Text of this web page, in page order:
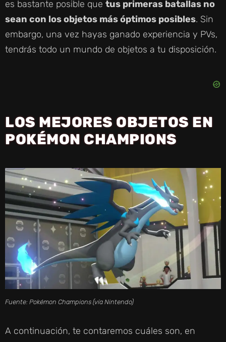
es bastante posible que tus primeras batallas no
sean con los objetos más óptimos posibles. Sin
embargo, una vez hayas ganado experiencia y PVs,
tendrás todo un mundo de objetos a tu disposición.
LOS MEJORES OBJETOS EN
POKÉMON CHAMPIONS
Fuente: Pokémon Champions (vía Nintendo)
A continuación, te contaremos cuáles son, en